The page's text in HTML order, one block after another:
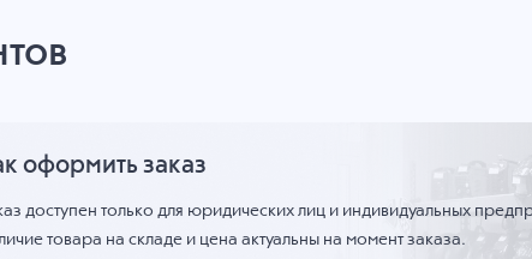
оформить заказ
доступен только для юридических лиц и индивидуальных
товара на складе и цена актуальны на момент заказа.